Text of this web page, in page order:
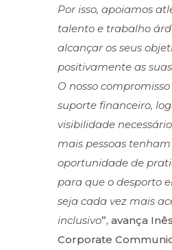
Por isso, apoiamos
talento e trabalho
alcançar os seus
positivamente as
O nosso
suporte financeiro,
visibilidade
mais pessoas
oportunidade de
para que o desporto
seja cada vez mais
inclusivo”, avança
Corporate